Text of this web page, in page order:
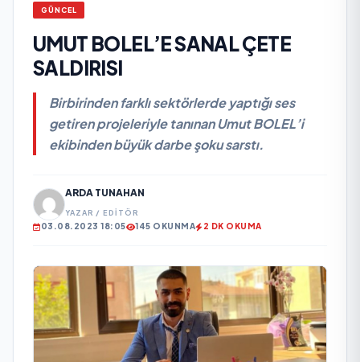
GÜNCEL
UMUT BOLEL’E SANAL ÇETE
SALDIRISI
Birbirinden farklı sektörlerde yaptığı ses
getiren projeleriyle tanınan Umut BOLEL’i
ekibinden büyük darbe şoku sarstı.
ARDA TUNAHAN
YAZAR / EDITÖR
03.08.2023 18:05 145 OKUNMA 2 DK OKUMA